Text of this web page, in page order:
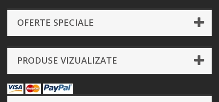
OFERTE SPECIALE
PRODUSE VIZUALIZATE